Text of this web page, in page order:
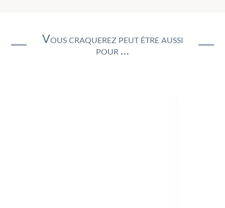
Vous craquerez peut être aussi
pour …